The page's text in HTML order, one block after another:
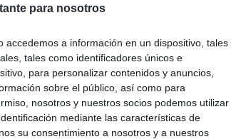
para nosotros
accedemos a información en un dispositivo, tales
tales como identificadores únicos e
para personalizar contenidos y anuncios,
sobre el público, así como para
nosotros y nuestros socios podemos utilizar
mediante las características de
su consentimiento a nosotros y a nuestros